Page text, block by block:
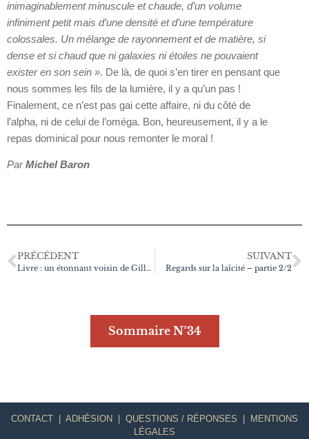
inimaginablement minuscule et chaude, d’un volume
infiniment petit mais d’une densité et d’une température
colossales. Un mélange de rayonnement et de matière, si
dense et si chaud que ni galaxies ni étoiles ne pouvaient
exister en son sein ». De là, de quoi s’en tirer en pensant que
nous sommes les fils de la lumière, il y a qu’un pas !
Finalement, ce n’est pas gai cette affaire, ni du côté de
l’alpha, ni de celui de l’oméga. Bon, heureusement, il y a le
repas dominical pour nous remonter le moral !
ParMichel Baron
PRÉCÉDENT
Livre : un étonnant voisin de Gilles Gaillard / Librinova
SUIVANT
Regards sur la laïcité – partie 2/2
Sommaire N°34
CONTACT ADHÉSION QUESTIONS / RÉPONSES
MENTIONS
LÉGALES